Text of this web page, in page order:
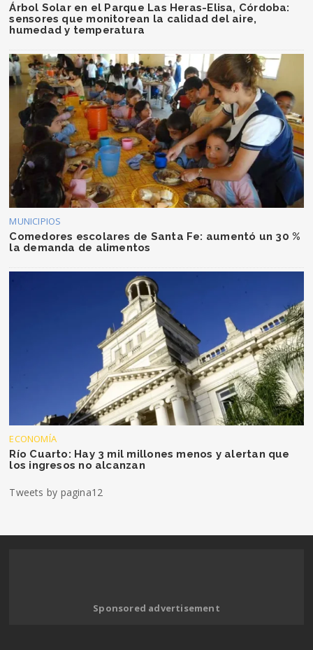
Árbol Solar en el Parque Las Heras-Elisa, Córdoba:
sensores que monitorean la calidad del aire,
humedad y temperatura
MUNICIPIOS
Comedores escolares de Santa Fe: aumentó un 30 %
la demanda de alimentos
ECONOMÍA
Río Cuarto: Hay 3 mil millones menos y alertan que
los ingresos no alcanzan
Tweets by pagina12
Sponsored advertisement